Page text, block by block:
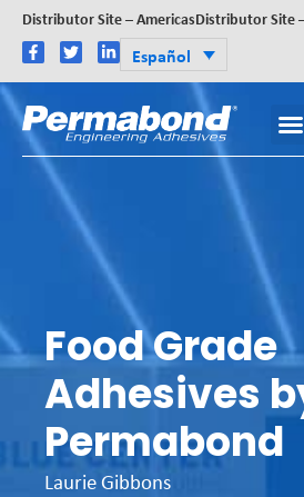
Distributor Site – AmericasDistributor Site
Español
Food Grade
Adhesives
Permabond
Laurie Gibbons